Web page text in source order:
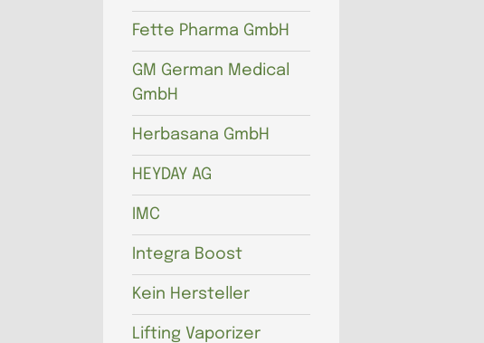
Fette Pharma GmbH
GM German Medical
GmbH
Herbasana GmbH
HEYDAY AG
IMC
Integra Boost
Kein Hersteller
Lifting Vaporizer